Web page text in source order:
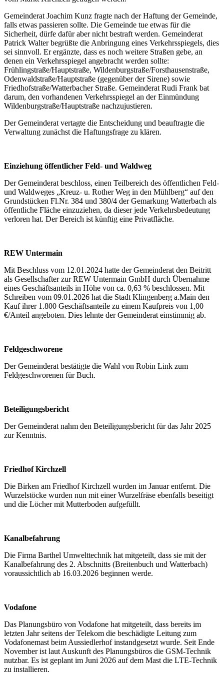
Gemeinderat Joachim Kunz fragte nach der Haftung der Gemeinde,
falls etwas passieren sollte. Die Gemeinde tue etwas für die
Sicherheit, dürfe dafür aber nicht bestraft werden. Gemeinderat
Patrick Walter begrüßte die Anbringung eines Verkehrsspiegels, dies
sei sinnvoll. Er ergänzte, dass es noch weitere Straßen gebe, an
denen ein Verkehrsspiegel angebracht werden sollte:
Frühlingstraße/Hauptstraße, Wildenburgstraße/Forsthausenstraße,
Odenwaldstraße/Hauptstraße (gegenüber der Sirene) sowie
Friedhofstraße/Watterbacher Straße. Gemeinderat Rudi Frank bat
darum, den vorhandenen Verkehrsspiegel an der Einmündung
Wildenburgstraße/Hauptstraße nachzujustieren.
Der Gemeinderat vertagte die Entscheidung und beauftragte die
Verwaltung zunächst die Haftungsfrage zu klären.
Einziehung öffentlicher Feld- und Waldweg
Der Gemeinderat beschloss, einen Teilbereich des öffentlichen Feld-
und Waldweges „Kreuz- u. Rother Weg in den Mühlberg“ auf den
Grundstücken Fl.Nr. 384 und 380/4 der Gemarkung Watterbach als
öffentliche Fläche einzuziehen, da dieser jede Verkehrsbedeutung
verloren hat. Der Bereich ist künftig eine Privatfläche.
REW Untermain
Mit Beschluss vom 12.01.2024 hatte der Gemeinderat den Beitritt
als Gesellschafter zur REW Untermain GmbH durch Übernahme
eines Geschäftsanteils in Höhe von ca. 0,63 % beschlossen. Mit
Schreiben vom 09.01.2026 hat die Stadt Klingenberg a.Main den
Kauf ihrer 1.800 Geschäftsanteile zu einem Kaufpreis von 1,00
€/Anteil angeboten. Dies lehnte der Gemeinderat einstimmig ab.
Feldgeschworene
Der Gemeinderat bestätigte die Wahl von Robin Link zum
Feldgeschworenen für Buch.
Beteiligungsbericht
Der Gemeinderat nahm den Beteiligungsbericht für das Jahr 2025
zur Kenntnis.
Friedhof Kirchzell
Die Birken am Friedhof Kirchzell wurden im Januar entfernt. Die
Wurzelstöcke wurden nun mit einer Wurzelfräse ebenfalls beseitigt
und die Löcher mit Mutterboden aufgefüllt.
Kanalbefahrung
Die Firma Barthel Umwelttechnik hat mitgeteilt, dass sie mit der
Kanalbefahrung des 2. Abschnitts (Breitenbuch und Watterbach)
voraussichtlich ab 16.03.2026 beginnen werde.
Vodafone
Das Planungsbüro von Vodafone hat mitgeteilt, dass bereits im
letzten Jahr seitens der Telekom die beschädigte Leitung zum
Vodafonemast beim Aussiedlerhof instandgesetzt wurde. Seit Ende
November ist laut Auskunft des Planungsbüros die GSM-Technik
nutzbar. Es ist geplant im Juni 2026 auf dem Mast die LTE-Technik
zu installieren.